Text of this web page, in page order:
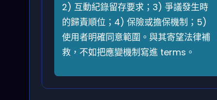
2) 互動紀錄留存要求；3) 爭議發生時
的歸責順位；4) 保險或擔保機制；5)
使用者明確同意範圍。與其寄望法律補
救，不如把應變機制寫進 terms。